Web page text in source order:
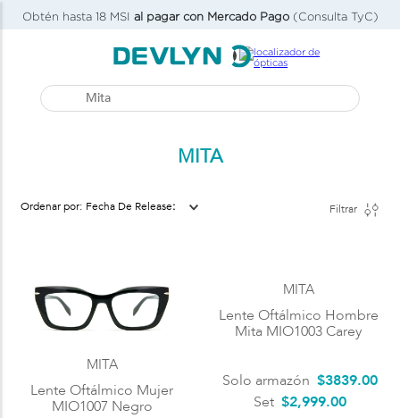
Obtén hasta 18 MSI al pagar con Mercado Pago(Consulta TyC)
Buscar...
MITA
Fecha De Release Filtrar
MITA
Lente Oftálmico Mujer
MIO1007 Negro
MITA
Lente Oftálmico Hombre
Mita MIO1003 Carey
Solo armazón $3839.00
Set $2,999.00